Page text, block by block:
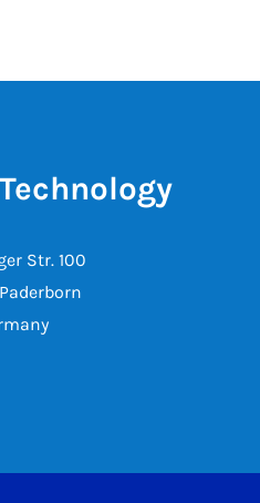
Str. 100